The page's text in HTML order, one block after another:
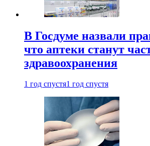
В Госдуме назвали
что аптеки станут
здравоохранения
1 год спустя1 год спустя